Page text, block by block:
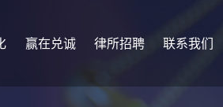
赢在兑诚 律所招聘 联系我们